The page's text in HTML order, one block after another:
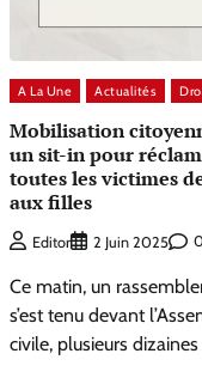
A La Une Actualités
Mobilisation
un sit-in pour
toutes les victimes
aux filles
Editor 2 Juin 2025
Ce matin, un
s’est tenu devant
civile, plusieurs